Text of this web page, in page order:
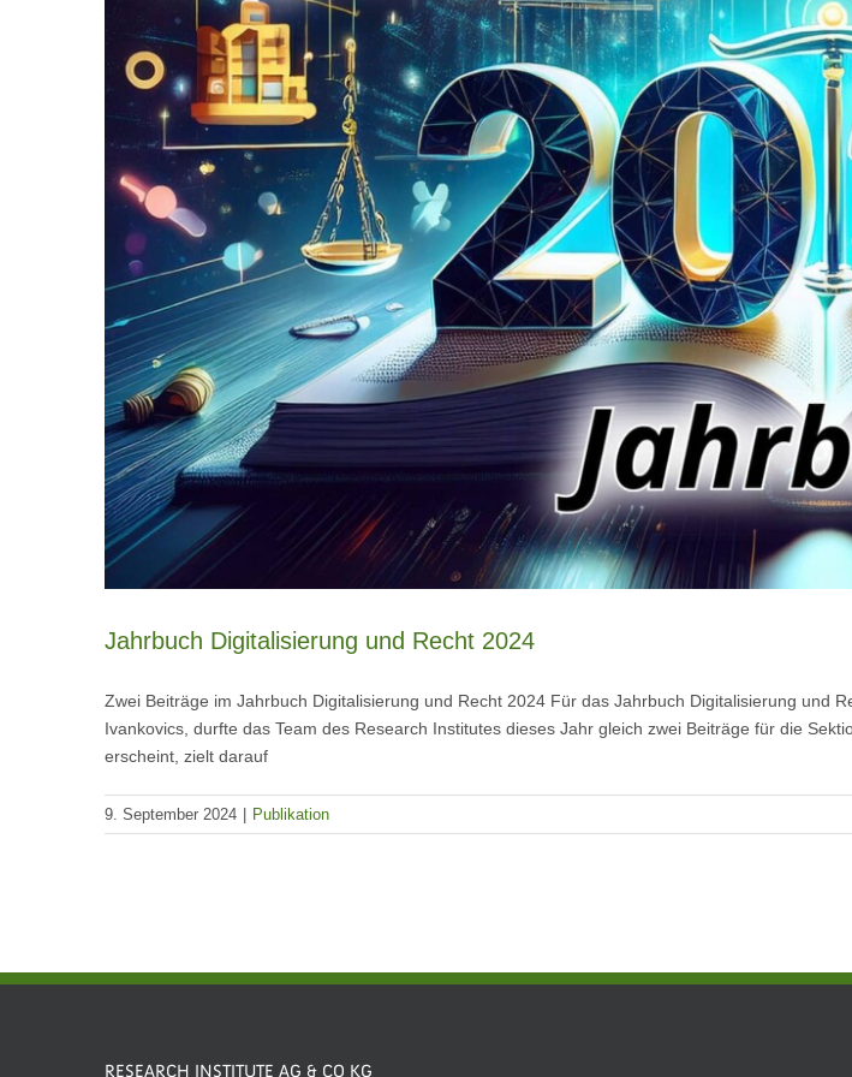
Jahrbuch Digitalisierung und Recht 2024
Zwei Beiträge im Jahrbuch Digitalisierung und Recht 2024 Für das Jahrbuch Digitalisierung und
Ivankovics, durfte das Team des Research Institutes dieses Jahr gleich zwei Beiträge für die
erscheint, zielt darauf
9. September 2024 Publikation
RESEARCH INSTITUTE AG & CO KG